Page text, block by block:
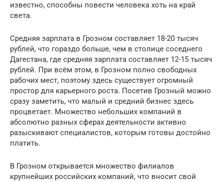
известно, способны повести человека хоть на край
света.
Средняя зарплата в Грозном составляет 18-20 тысяч
рублей, что гораздо больше, чем в столице соседнего
Дагестана, где средняя зарплата составляет 12-15 тысяч
рублей. При всём этом, в Грозном полно свободных
рабочих мест, поэтому здесь существует огромный
простор для карьерного роста. Посетив Грозный можно
сразу заметить, что малый и средний бизнес здесь
процветает. Множество небольших компаний в
абсолютно разных сферах деятельности активно
разыскивают специалистов, которым готовы достойно
платить.
В Грозном открывается множество филиалов
крупнейших российских компаний, что вносит свой